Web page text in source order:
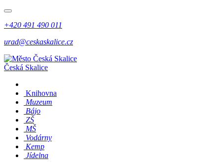
+420 491 490 011
urad@ceskaskalice.cz
Česká Skalice
Knihovna
Muzeum
Bájo
ZŠ
MŠ
Vodárny
Kemp
Jídelna